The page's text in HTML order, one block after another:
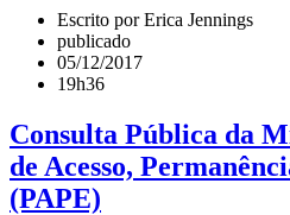
Escrito por Erica Jennings
publicado
05/12/2017
19h36
Consulta Pública da
de Acesso,
(PAPE)